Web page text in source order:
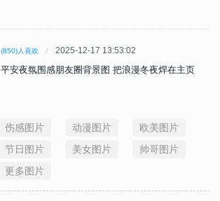
(850)人喜欢 2025-12-17 13:53:02
平安夜氛围感朋友圈背景图 把浪漫冬夜焊在主页
伤感图片 动漫图片
欧美图片
节日图片 美女图片
帅哥图片
更多图片